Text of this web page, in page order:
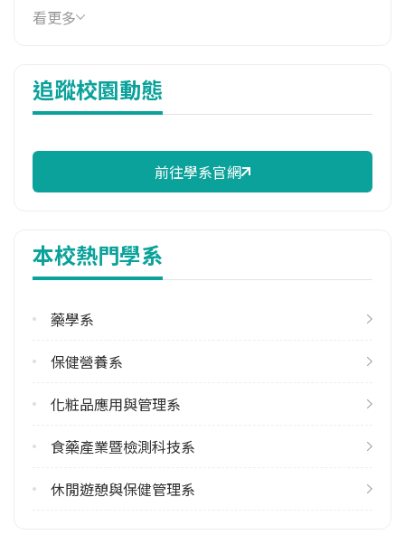
114年註冊率
72.22%
113學年度上學期
3
學系地址
臺南市仁德區保安里二仁路一段60號
看更多
追蹤校園動態
前往學系官網
本校熱門學系
藥學系
保健營養系
化粧品應用與管理系
食藥產業暨檢測科技系
休閒遊憩與保健管理系